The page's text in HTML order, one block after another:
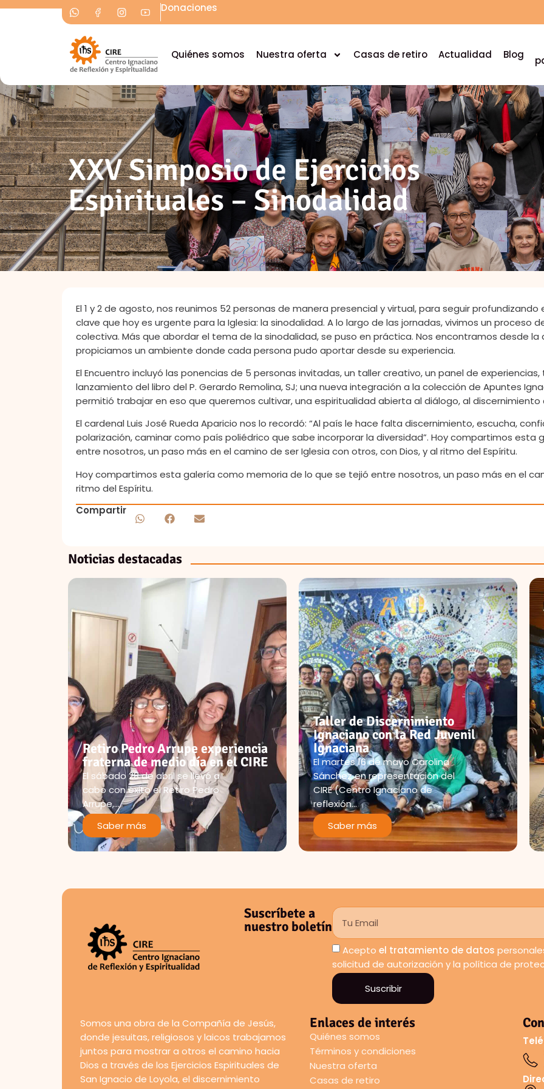
Donaciones
Quiénes somos Nuestra oferta Casas de retiro Actualidad Blog
XXV Simposio de Ejercicios
Espirituales – Sinodalidad
El 1 y 2 de agosto, nos reunimos 52 personas de manera presencial y virtual, para seguir profundizando
clave que hoy es urgente para la Iglesia: la sinodalidad. A lo largo de las jornadas, vivimos un proceso
colectiva. Más que abordar el tema de la sinodalidad, se puso en práctica. Nos encontramos desde
propiciamos un ambiente donde cada persona pudo aportar desde su experiencia.
El Encuentro incluyó las ponencias de 5 personas invitadas, un taller creativo, un panel de
lanzamiento del libro del P. Gerardo Remolina, SJ; una nueva integración a la colección de Apuntes
permitió trabajar en eso que queremos cultivar, una espiritualidad abierta al diálogo, al
El cardenal Luis José Rueda Aparicio nos lo recordó: “Al país le hace falta discernimiento, escucha,
polarización, caminar como país poliédrico que sabe incorporar la diversidad”. Hoy compartimos
entre nosotros, un paso más en el camino de ser Iglesia con otros, con Dios, y al ritmo del Espíritu.
Hoy compartimos esta galería como memoria de lo que se tejió entre nosotros, un paso más en el
ritmo del Espíritu.
Compartir
Noticias destacadas
Retiro Pedro Arrupe experiencia
fraterna de medio día en el CIRE
El sábado 28 de abril se llevó a
cabo con éxito el Retiro Pedro
Arrupe,…
Saber más
Taller de Discernimiento
Ignaciano con la Red Juvenil
Ignaciana
El martes 16 de mayo Carolina
Sánchez en representación del
CIRE (Centro Ignaciano de
reflexión…
Saber más
Suscríbete a
nuestro boletín
Acepto el tratamiento de datos
solicitud de autorización y la política de
Suscribir
Somos una obra de la Compañía de Jesús,
donde jesuitas, religiosos y laicos trabajamos
juntos para mostrar a otros el camino hacia
Dios a través de los Ejercicios Espirituales de
San Ignacio de Loyola, el discernimiento
Enlaces de interés
Quiénes somos
Términos y condiciones
Nuestra oferta
Casas de retiro